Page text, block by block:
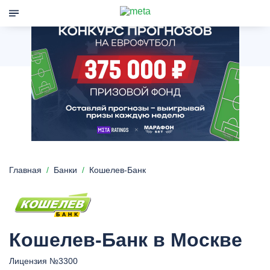
Главная Банки Кошелев-Банк
Кошелев-Банк в Москве
Лицензия №3300